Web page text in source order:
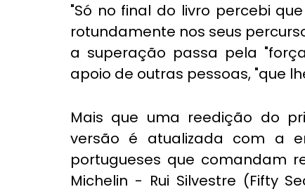
"Só no final do livro percebi
rotundamente nos seus
a superação passa pela
apoio de outras pessoas, "que
Mais que uma reedição do
versão é atualizada com a
portugueses que comandam
Michelin - Rui Silvestre (Fifty